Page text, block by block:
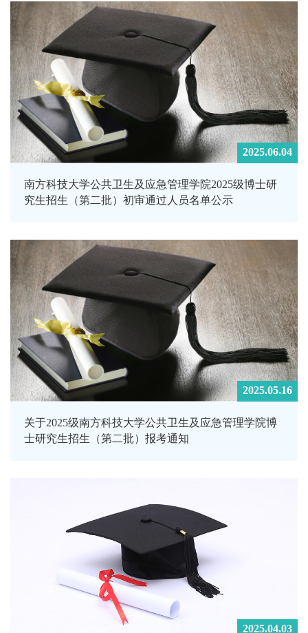
2025.06.04
南方科技大学公共卫生及应急管理学院2025级博士研
究生招生（第二批）初审通过人员名单公示
2025.05.16
关于2025级南方科技大学公共卫生及应急管理学院博
士研究生招生（第二批）报考通知
2025.04.03